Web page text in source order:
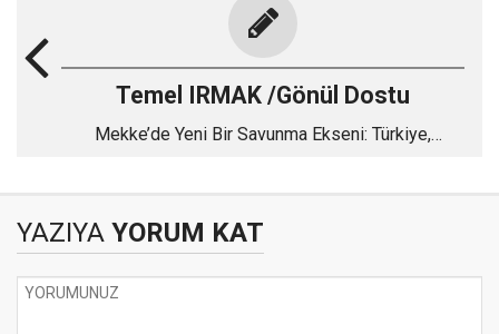
Temel IRMAK /Gönül Dostu
Mekke’de Yeni Bir Savunma Ekseni: Türkiye,
YAZIYA YORUM KAT